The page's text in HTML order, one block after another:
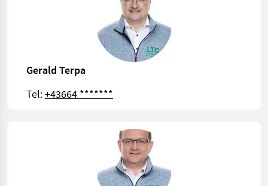
Gerald Terpa
Tel:+43664 *******